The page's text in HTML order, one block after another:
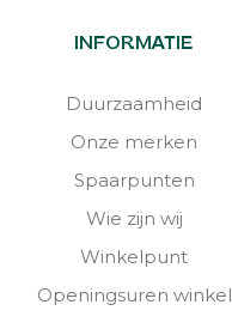
INFORMATIE
Duurzaamheid
Onze merken
Spaarpunten
Wie zijn wij
Winkelpunt
Openingsuren winkel